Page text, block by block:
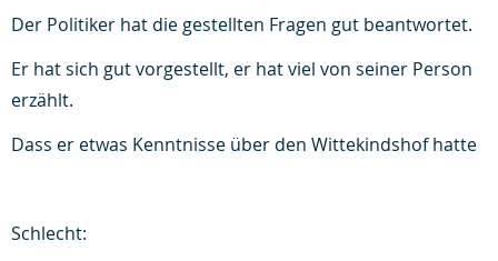
Der Politiker hat die gestellten Fragen gut beantwortet.
Er hat sich gut vorgestellt, er hat viel von seiner Person
erzählt.
Dass er etwas Kenntnisse über den Wittekindshof hatte
Schlecht: